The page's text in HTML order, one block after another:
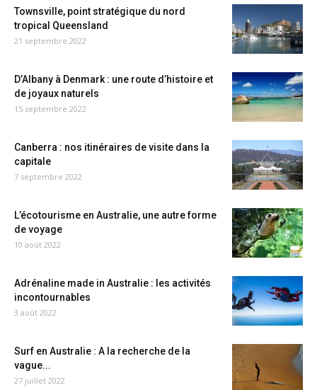
Townsville, point stratégique du nord
tropical Queensland
21 septembre 2022
D’Albany à Denmark : une route d’histoire et
de joyaux naturels
15 septembre 2022
Canberra : nos itinéraires de visite dans la
capitale
7 septembre 2022
L’écotourisme en Australie, une autre forme
de voyage
10 août 2022
Adrénaline made in Australie : les activités
incontournables
3 août 2022
Surf en Australie : A la recherche de la
vague...
27 juillet 2022